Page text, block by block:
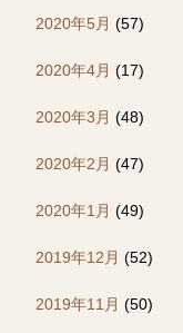
2020年5月 (57)
2020年4月 (17)
2020年3月 (48)
2020年2月 (47)
2020年1月 (49)
2019年12月 (52)
2019年11月 (50)